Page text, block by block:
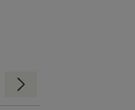
Előre